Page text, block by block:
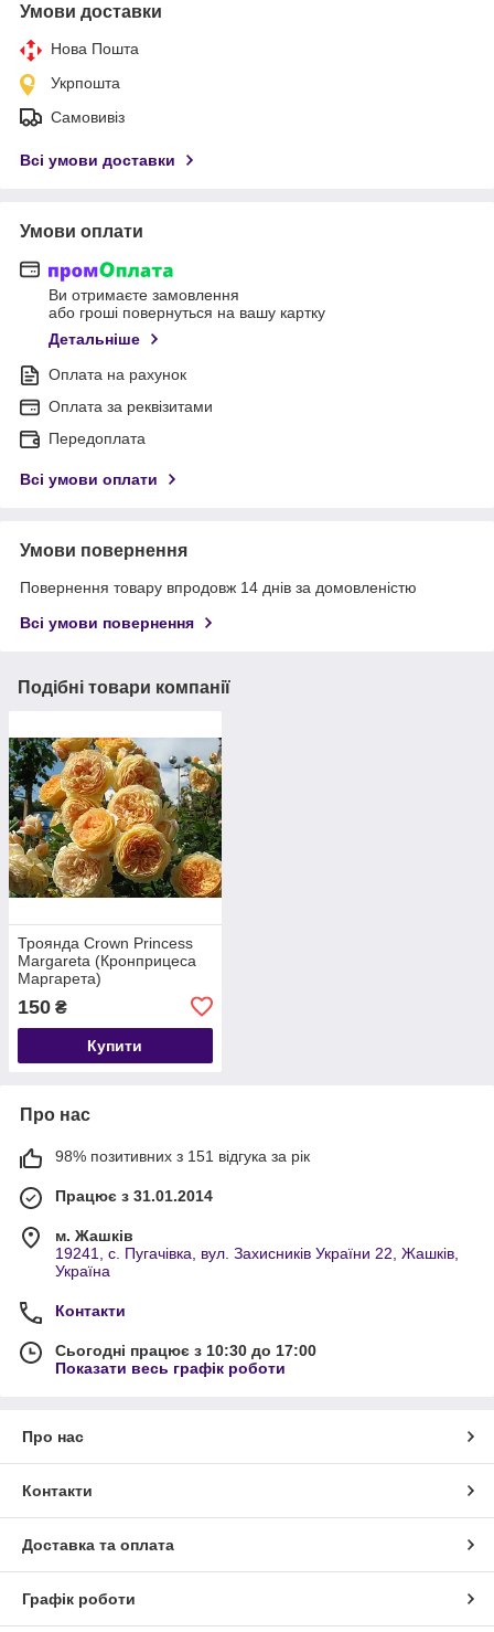
Умови доставки
Нова Пошта
Укрпошта
Самовивіз
Всі умови доставки
Умови оплати
Ви отримаєте замовлення
або гроші повернуться на вашу картку
Детальніше
Оплата на рахунок
Оплата за реквізитами
Передоплата
Всі умови оплати
Умови повернення
Повернення товару впродовж 14 днів за домовленістю
Всі умови повернення
Подібні товари компанії
Троянда Crown Princess
Margareta (Кронприцеса
Маргарета)
150 ₴
Купити
Про нас
98% позитивних з 151 відгука за рік
Працює з 31.01.2014
м. Жашків
19241, с. Пугачівка, вул. Захисників України 22, Жашків,
Україна
Контакти
Сьогодні працює з 10:30 до 17:00
Показати весь графік роботи
Про нас
Контакти
Доставка та оплата
Графік роботи